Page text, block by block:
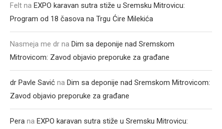
Felt na EXPO karavan sutra stiže u Sremsku Mitrovicu:
Program od 18 časova na Trgu Ćire Milekića
Nasmeja me dr na Dim sa deponije nad Sremskom
Mitrovicom: Zavod objavio preporuke za građane
dr Pavle Savić na Dim sa deponije nad Sremskom Mitrovicom:
Zavod objavio preporuke za građane
Pera na EXPO karavan sutra stiže u Sremsku Mitrovicu: